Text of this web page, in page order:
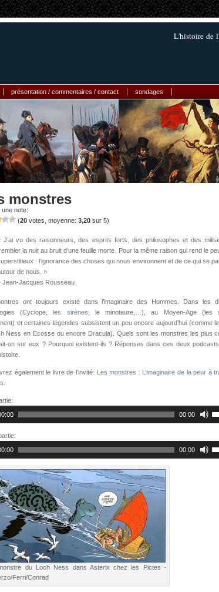
L'histoire de
présentation / commentaires / contact sondages
monstres
une note:
(20 votes, moyenne: 3,20 sur 5)
J’ai vu des raisonneurs, des esprits forts, des philosophes et des
la nuit au bruit d’une feuille morte. Pour la même raison qui rend le
: l’ignorance des choses qui nous environnent et de ce qui se
de nous. »
Jean-Jacques Rousseau
ont toujours existé dans l’imaginaire des Hommes. Dans les
(Cyclope,les sirènes , le minotaure,…), au Moyen-Age (les
et certaines légendes subsistent un peu encore aujourd’hui (comme
Ness en Ecosse ou encore Dracula). Quels sont les monstres les plus
on sur eux ? Pourquoi existent-ils ? Réponses dans ces deux
également le livre de l’invité: Les monstres : L’imaginaire de la peur à
00:00
00:00
du Loch Ness dans Asterix chez les Pictes -
Ferri/Conrad